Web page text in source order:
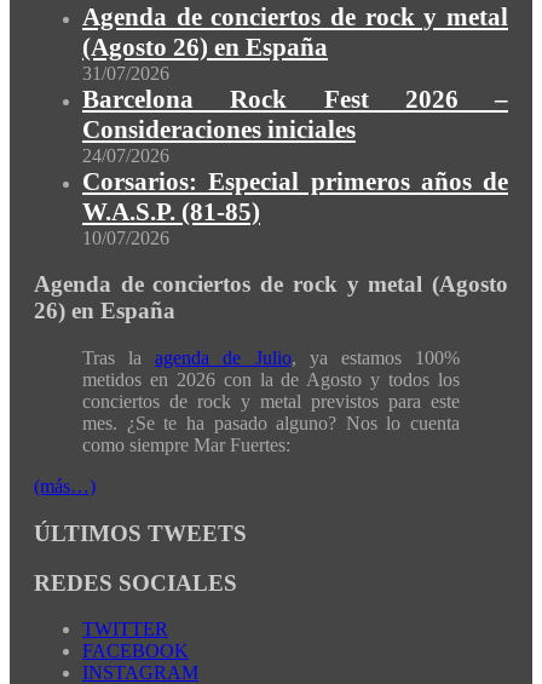
Agenda de conciertos de rock y metal
(Agosto 26) en España
31/07/2026
Barcelona Rock Fest 2026 –
Consideraciones iniciales
24/07/2026
Corsarios: Especial primeros años de
W.A.S.P. (81-85)
10/07/2026
Agenda de conciertos de rock y metal (Agosto
26) en España
Tras laagenda de Julio, ya estamos 100%
metidos en 2026 con la de Agosto y todos los
conciertos de rock y metal previstos para este
mes. ¿Se te ha pasado alguno? Nos lo cuenta
como siempre Mar Fuertes:
(más…)
ÚLTIMOS TWEETS
REDES SOCIALES
TWITTER
FACEBOOK
INSTAGRAM